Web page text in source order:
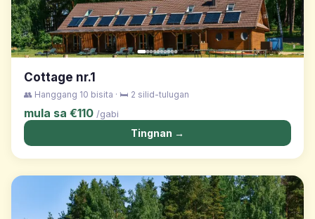
Cottage nr.1
👥 Hanggang 10 bisita · 🛏️ 2 silid-tulugan
mula sa €110 /gabi
Tingnan →